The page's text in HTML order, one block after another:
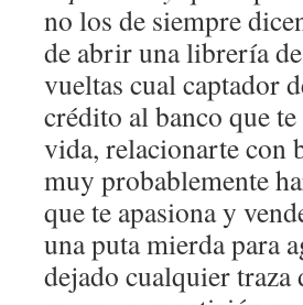
no los de siempre
de abrir una librería
vueltas cual captador
crédito al banco que
vida, relacionarte con
muy probablemente
que te apasiona y
una puta mierda para
dejado cualquier traza